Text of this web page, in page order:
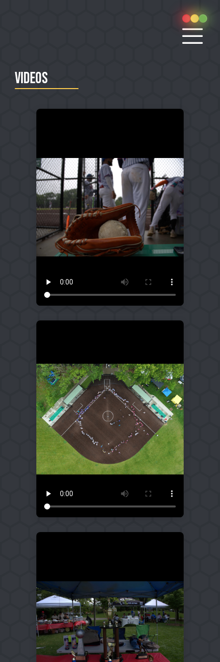
OPORTUNIDADES
TIPS
PODCAST
ACTIVIDADES
SEMINARIO
CONTACTO
Videos